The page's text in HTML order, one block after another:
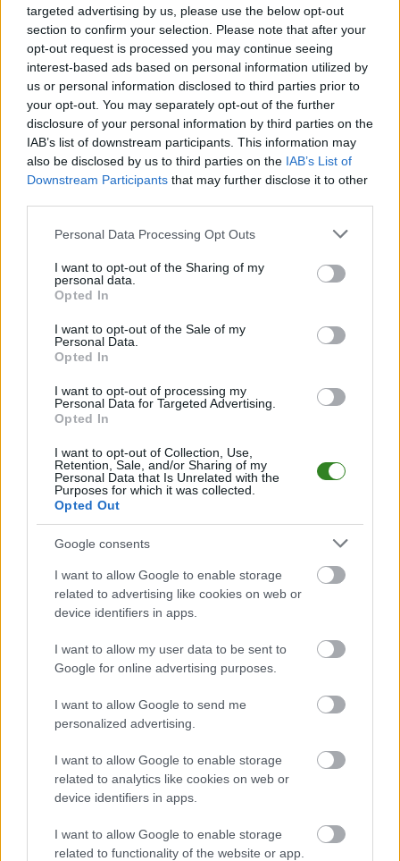
targeted advertising by us, please use the below opt-out
section to confirm your selection. Please note that after your
opt-out request is processed you may continue seeing
interest-based ads based on personal information utilized by
us or personal information disclosed to third parties prior to
your opt-out. You may separately opt-out of the further
disclosure of your personal information by third parties on the
IAB’s list of downstream participants. This information may
also be disclosed by us to third parties on the IAB’s List of
Downstream Participants that may further disclose it to other
Please note that this website/app uses one or more Google
not limited to your visit or usage behaviour. You may click to
grant or deny consent to Google and its third-party tags to
use your data for below specified purposes in below Google
consent section.
Personal Data Processing Opt Outs
I want to opt-out of the Sharing of my
personal data.
Opted In
I want to opt-out of the Sale of my
Personal Data.
Opted In
I want to opt-out of processing my
Personal Data for Targeted Advertising.
Opted In
I want to opt-out of Collection, Use,
Retention, Sale, and/or Sharing of my
Personal Data that Is Unrelated with the
Purposes for which it was collected.
Opted Out
Google consents
I want to allow Google to enable storage
related to advertising like cookies on web or
device identifiers in apps.
I want to allow my user data to be sent to
Google for online advertising purposes.
I want to allow Google to send me
personalized advertising.
I want to allow Google to enable storage
related to analytics like cookies on web or
device identifiers in apps.
I want to allow Google to enable storage
related to functionality of the website or app.
pracujemy nad tym żeby je uzupełnić.
Wynik meczu Gwiazda Maćkowice vs Grom Wyszatyce
Po zakończeniu spotkania automatycznie publikujemyoficjalny wynik
spotkania, a także dane meczowe, jeśli są dostępne.
Pełny harmonogram rozgrywek dostępny jest tutaj:Jarosław > Klasa A
Przemyśl - terminarz.
Informacje o składach i strzelcach
W miarę dostępności danych, publikujemyskłady wyjściowe,
aktualizujemy zależnie od poziomu ligi i dostępnych źródeł.
Śledź mecze swojej drużyny
Jeśli jesteś kibicem klubu Gwiazda Maćkowice lub Grom Wyszatyce -
zaglądaj tutaj częściej. Nasz serwis regularnie dostarcza informacje o
terminach meczów, wynikach, transferach i newsach klubowych
piłkarskichw województwie. Sprawdź nasze relacje, śledź ulubioną ligę i
bądź na bieżąco z wydarzeniami z boisk!
Gwiazda Maćkowice - Grom Wyszatyceodbędzie się w ramach
25. kolejki - Jarosław > Klasa A Przemyśl. Spotkanie zostanie rozegrane w
Gwiazda Maćkowiceprzystępuje do tego spotkania w roli gospodarza.
Jak drużyna radzi sobie w sezonie 2025/2026 rozgrywek Jarosław > Klasa
A Przemyśl przed własną publicznością? Na tej stronie możecie zobaczyć
tabelę uwzględniającą tylko mecze u siebie. W tabeli biorącej pod uwagę
tylko mecze wyjazdowe możecie natomiast sprawdzić jak spisuje się klub
Grom Wyszatyce.
Jarosław > Klasa A Przemyśl - sytuacja w tabeli
Przed meczami 25. kolejki - Jarosław > Klasa A Przemyśl gospodarze
(Gwiazda Maćkowice) zajmują7. miejsce
Poniżej znajdziesz także ostatnie mecze obu drużyn oraz statystyki
bramkowe.
Gwiazda Maćkowice vs. Grom Wyszatyce - relacja, wynik na żywo,
transmisja
Wynik meczu Gwiazda Maćkowice - Grom Wyszatyce znajdziesz na naszej
stronie zaraz po jego zakończeniu. Jeżeli szukasz informacji meczowych,
zajrzyj tutaj:Gwiazda Maćkowice vs. Grom Wyszatyce - wynik,
składy, strzelcy
Jeżeli w internecie lub TV dostępna jest
albo innych spotkań
Jarosław > Klasa A Przemyśl na pewno znajdziesz takie informacje na
naszym portalu. Możliwe jednak, że nigdzie nie pojawi się stream online z